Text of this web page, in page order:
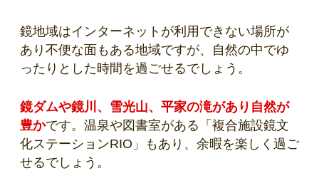
鏡地域はインターネットが利用できない場所が
あり不便な面もある地域ですが、自然の中でゆ
ったりとした時間を過ごせるでしょう。
鏡ダムや鏡川、雪光山、平家の滝があり自然が
豊かです。温泉や図書室がある「複合施設鏡文
化ステーションRIO」もあり、余暇を楽しく過ご
せるでしょう。